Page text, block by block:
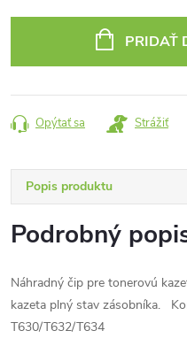
PRIDAŤ
Opýtať sa Strážiť
Popis produktu
Podrobný
Náhradný čip pre tonerovú
kazeta plný stav zásobníka.
T630/T632/T634